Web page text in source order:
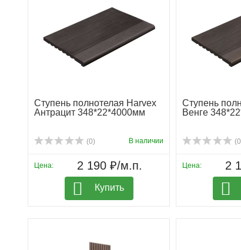
Ступень полнотелая Harvex
Антрацит 348*22*4000мм
(0) В наличии
Цена: 2 190 ₽/м.п.
Купить
Ступень
Венге
Цена: 2